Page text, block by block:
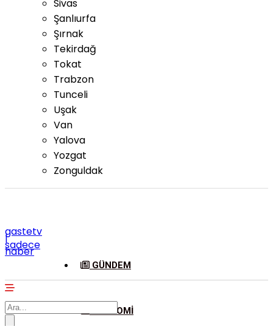
Sivas
Şanlıurfa
Şırnak
Tekirdağ
Tokat
Trabzon
Tunceli
Uşak
Van
Yalova
Yozgat
Zonguldak
gastetv
|
sadece
haber
GÜNDEM
EKONOMI